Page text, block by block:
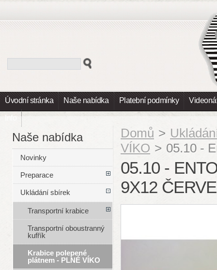
Úvodní stránka Naše nabídka Platební podmínky
Info
Domů >
VÍKO > 05.10 -
05.10 -
9X12
Naše nabídka
Novinky
Preparace
Ukládání sbírek
Transportní krabice
Transportní oboustranný
kufřík
Krabice polepené
plátnem - PLNÉ VÍKO